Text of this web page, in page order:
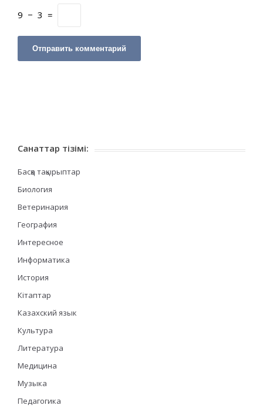
9 − 3 =
Санаттар тізімі:
Басқа тақырыптар
Биология
Ветеринария
География
Интересное
Информатика
История
Кітаптар
Казахский язык
Культура
Литература
Медицина
Музыка
Педагогика